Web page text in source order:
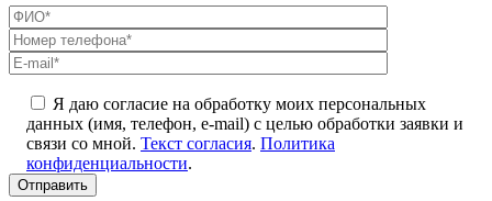
Я даю согласие на обработку моих персональных
данных (имя, телефон, e-mail) с целью обработки заявки и
связи со мной. Текст согласия. Политика
конфиденциальности.